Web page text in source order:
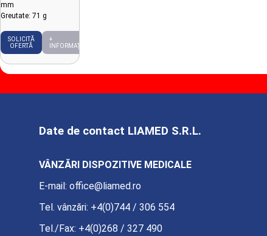
mm
Greutate: 71 g
SOLICITĂ
OFERTĂ
+
INFORMAȚII
Date de contact LIAMED S.R.L.
VÂNZĂRI DISPOZITIVE MEDICALE
E-mail: office@liamed.ro
Tel. vânzări: +4(0)744 / 306 554
Tel./Fax: +4(0)268 / 327 490